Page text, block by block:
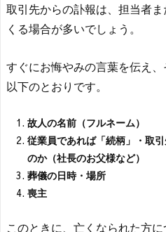
取引先からの訃報は、担当者
くる場合が多いでしょう。
すぐにお悔やみの言葉を伝え、
以下のとおりです。
故人の名前（フルネーム）
従業員であれば「続柄」・取
のか（社長のお父様など）
葬儀の日時・場所
喪主
このときに、亡くなられた方